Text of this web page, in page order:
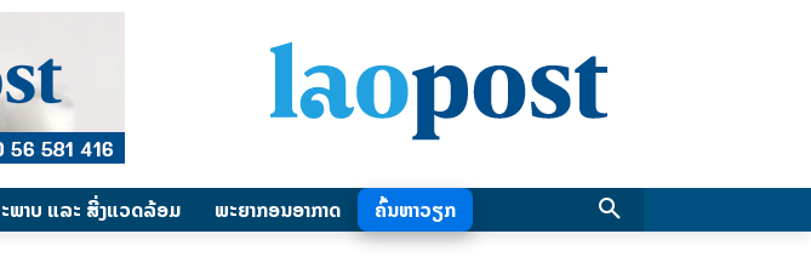
ພາບ ແລະ ສີ່ງແວດລ້ອມ ພະຍາກອນອາກາດ ຄົ້ນຫາວຽກ